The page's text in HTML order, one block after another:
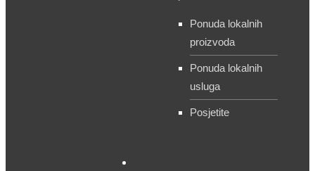
Ponuda lokalnih
proizvoda
Ponuda lokalnih
usluga
Posjetite